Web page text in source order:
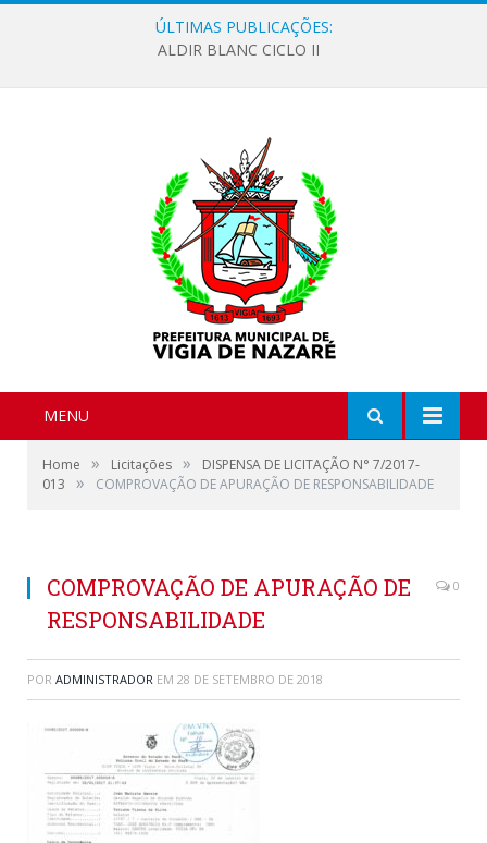
ÚLTIMAS PUBLICAÇÕES:
ALDIR BLANC CICLO II
MENU
Home » Licitações »
DISPENSA DE LICITAÇÃO N° 7/2017-
013
» COMPROVAÇÃO DE APURAÇÃO DE RESPONSABILIDADE
COMPROVAÇÃO DE APURAÇÃO DE
RESPONSABILIDADE
0
POR ADMINISTRADOR EM 28 DE SETEMBRO DE 2018